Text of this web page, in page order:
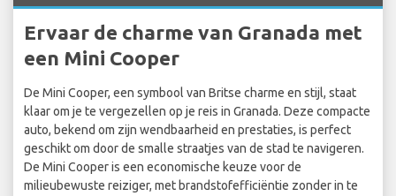
Ervaar de charme van Granada met
een Mini Cooper
De Mini Cooper, een symbool van Britse charme en stijl, staat
klaar om je te vergezellen op je reis in Granada. Deze compacte
auto, bekend om zijn wendbaarheid en prestaties, is perfect
geschikt om door de smalle straatjes van de stad te navigeren.
De Mini Cooper is een economische keuze voor de
milieubewuste reiziger, met brandstofefficiëntie zonder in te